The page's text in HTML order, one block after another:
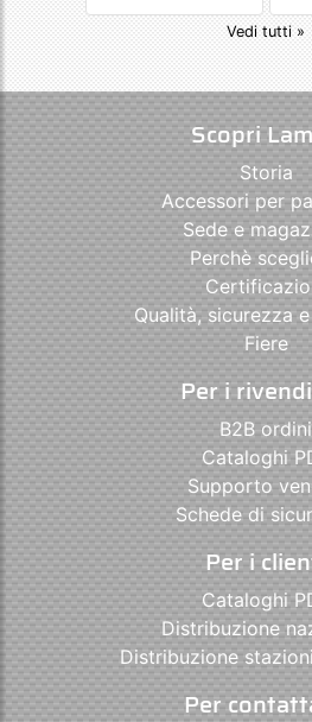
Vedi tutti »
Scopri
Storia
Accessori per
Sede e
Perchè
Qualità, sicurezza
Fiere
Per i
B2B ordini
Cataloghi
Supporto
Schede di
Per i
Cataloghi
Distribuzione
Distribuzione
Per